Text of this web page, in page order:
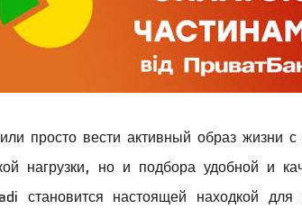
просто вести активный образ
нагрузки, но и подбора удобной и
становится настоящей находкой